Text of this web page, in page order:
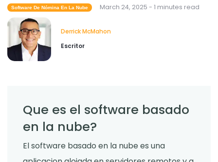
Software De Nómina En La Nube March 24, 2025 - 1 minutes read
Derrick McMahon
Escritor
Que es el software basado
en la nube?
El software basado en la nube es una